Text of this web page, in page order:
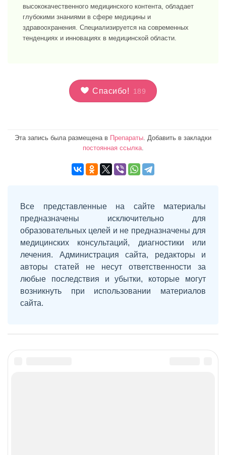
высококачественного медицинского контента, обладает
глубокими знаниями в сфере медицины и
здравоохранения. Специализируется на современных
тенденциях и инновациях в медицинской области.
Спасибо! 189
Эта запись была размещена в Препараты. Добавить в закладки
постоянная ссылка.
Все представленные на сайте материалы
предназначены исключительно для
образовательных целей и не предназначены для
медицинских консультаций, диагностики или
лечения. Администрация сайта, редакторы и
авторы статей не несут ответственности за
любые последствия и убытки, которые могут
возникнуть при использовании материалов
сайта.